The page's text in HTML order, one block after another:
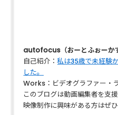
autofocus（おーとふぉーか
自己紹介：私は35歳で未経験
した。
Works：ビデオグラファー・
このブログは動画編集者を支
映像制作に興味がある方はぜ